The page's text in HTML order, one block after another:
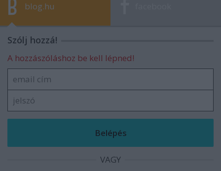
blog.hu
Szólj hozzá!
A hozzászóláshoz be kell lépned!
VAGY